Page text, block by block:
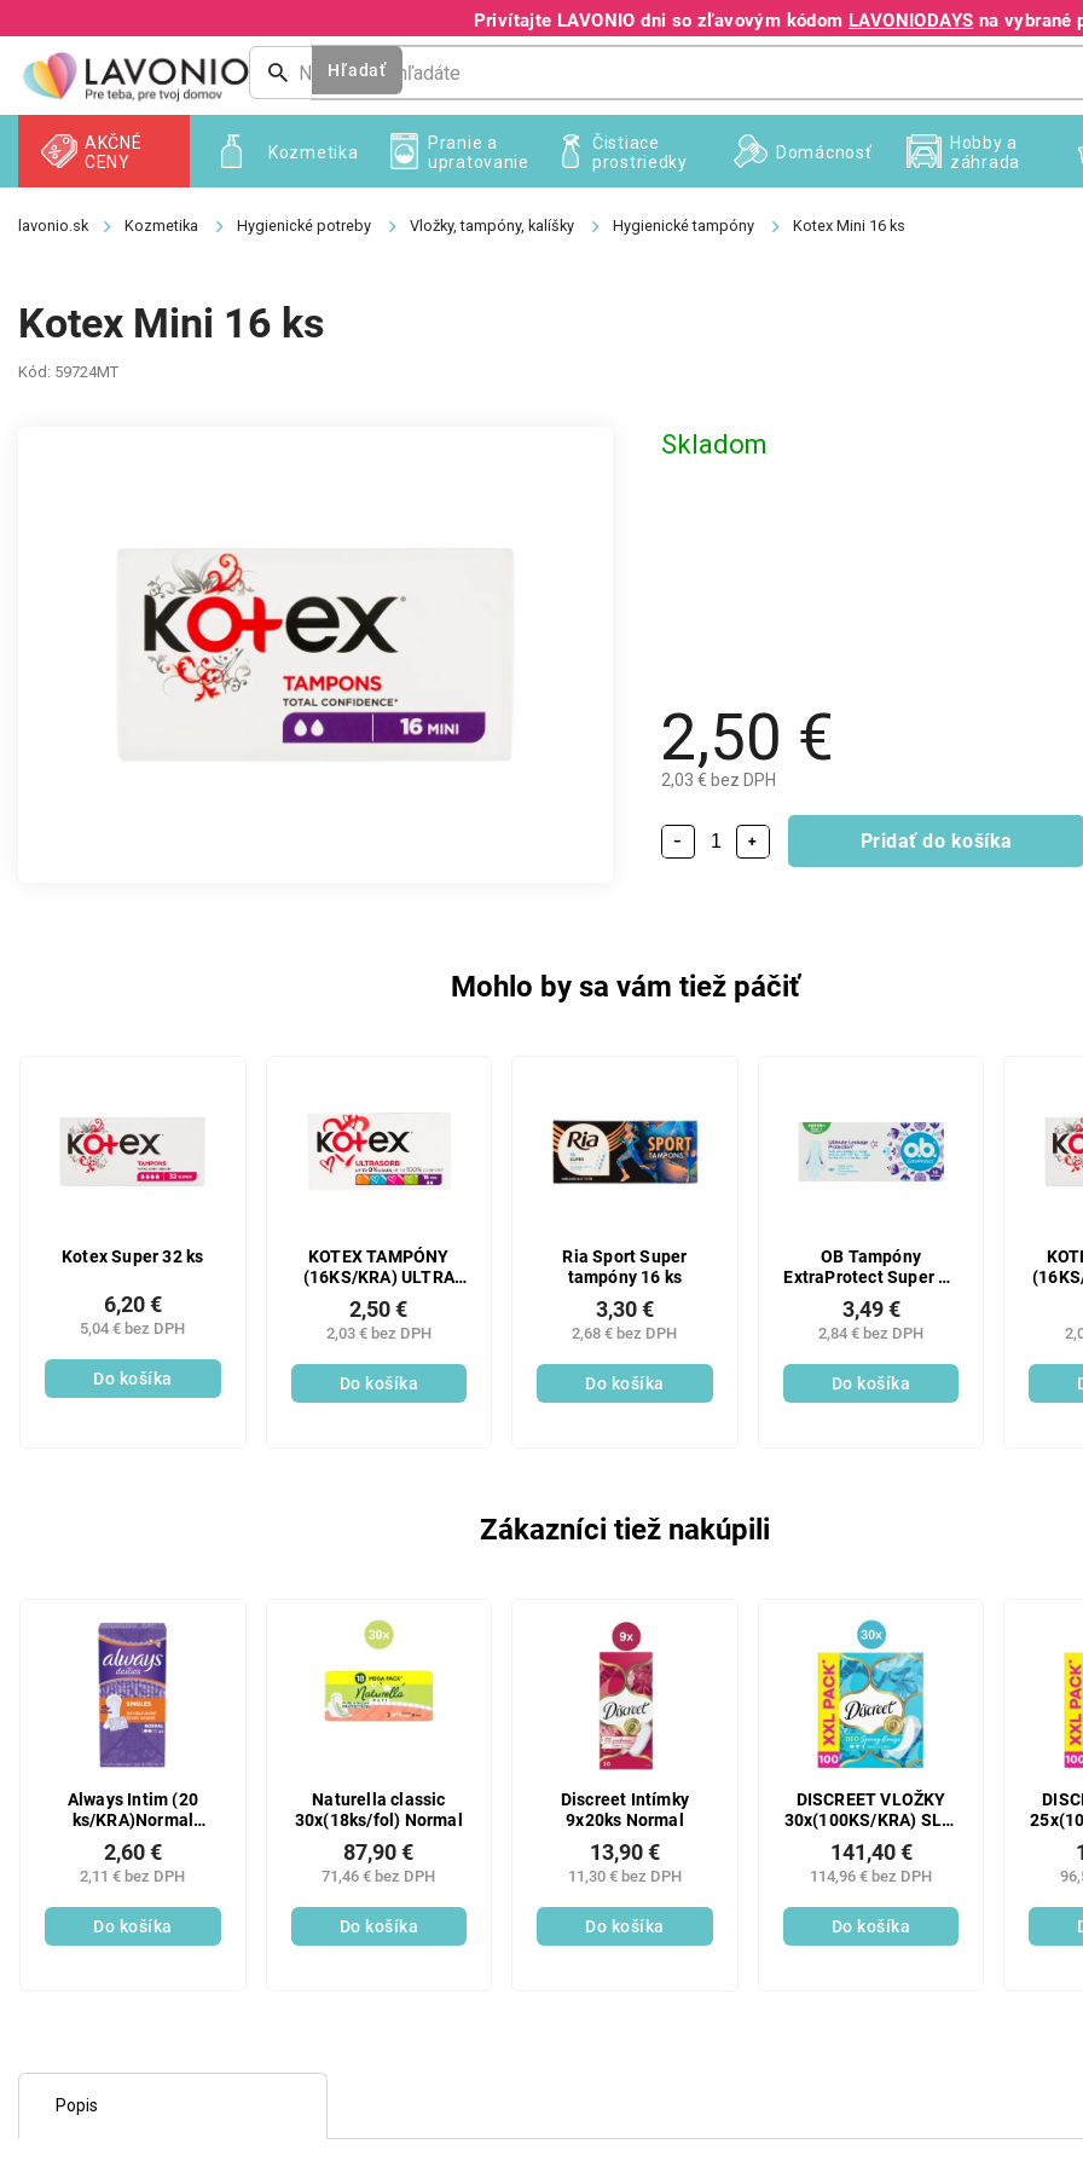
na
obsah
Privítajte LAVONIO dni so zľavovým kódom LAVONIODAYS na vybrané
+421 940 995 209
Hľadať
Kozmetika
AKČNÉ
CENY
Pranie a
upratovanie
Čistiace
prostriedky
Domácnosť
Hobby a
záhrada
Kozmetika Hygienické potreby Vložky, tampóny, kalíšky Hygienické tampóny Kotex Mini 16 ks
Kotex Mini 16 ks
Kód: 59724MT
2,50 €
2,03 € bez DPH
Skladom
+
− Pridať do košíka
Mohlo by sa vám tiež páčiť
Kotex Super 32 ks
5,04 € bez DPH
6,20 €
Do košíka
KOTEX TAMPÓNY
(16KS/KRA) ULTRA
SORB MINI
2,03 € bez DPH
2,50 €
Do košíka
Ria Sport Super
tampóny 16 ks
2,68 € bez DPH
3,30 €
Do košíka
OB Tampóny
ExtraProtect Super 16
ks
2,84 € bez DPH
3,49 €
Do košíka
Zákazníci tiež nakúpili
Always Intim (20
ks/KRA)Normal
wrapped
2,11 € bez DPH
2,60 €
Do košíka
Naturella classic
30x(18ks/fol) Normal
71,46 € bez DPH
87,90 €
Do košíka
Discreet Intímky
9x20ks Normal
11,30 € bez DPH
13,90 €
Do košíka
DISCREET VLOŽKY
30x(100KS/KRA) SLIP
SPRING
114,96 € bez DPH
141,40 €
Do košíka
Popis